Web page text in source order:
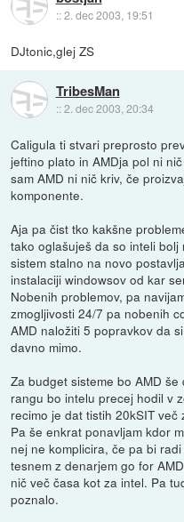
::2. dec 2003, 19:51
DJtonic,glej ZS
TribesMan
::2. dec 2003, 20:34
Caligula ti stvari preprosto
jeftino plato in AMDja pol ni
sam AMD ni nič kriv, če
komponente.
Aja pa čist tko kakšne
tako oglašuješ da so inteli
sistem stalno na novo
instalaciji windowsov od kar
Nobenih problemov, pa
zmogljivosti 24/7 pa nobenih
AMD naložiti 5 popravkov da
davno mimo.
Za budget sisteme bo AMD
rangu bo intelu precej hodil v
recimo je dat tistih 20kSIT
Pa še enkrat ponavljam kdor
nej ne komplicira, če pa bi
tesnem z denarjem go for
nič več časa kot za intel. Pa
poznalo.